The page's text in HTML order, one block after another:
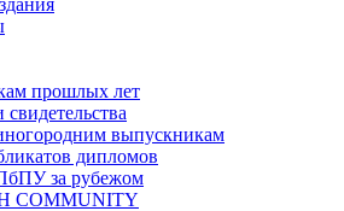
прошлых лет
выпускникам
дипломов
за рубежом
COMMUNITY